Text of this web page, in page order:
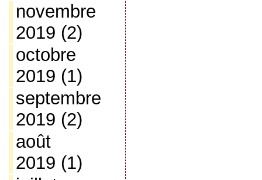
novembre
2019 (2)
octobre
2019 (1)
septembre
2019 (2)
août
2019 (1)